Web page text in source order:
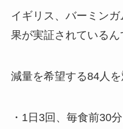
イギリス、バーミン
果が実証されているん
減量を希望する84人を
・1日3回、毎食前30